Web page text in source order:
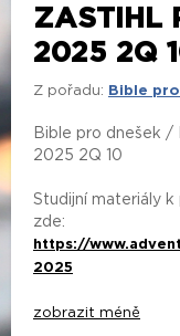
ZASTIHL
2025 2Q
Z pořadu: Bible
Bible pro dnešek /
2025 2Q 10
Studijní materiály
zde:
https://
2025
zobrazit méně